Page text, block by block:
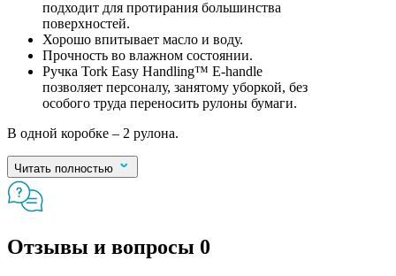
подходит для протирания большинства
поверхностей.
Хорошо впитывает масло и воду.
Прочность во влажном состоянии.
Ручка Tork Easy Handling™ E-handle
позволяет персоналу, занятому уборкой, без
особого труда переносить рулоны бумаги.
В одной коробке – 2 рулона.
Читать полностью
Отзывы и вопросы 0